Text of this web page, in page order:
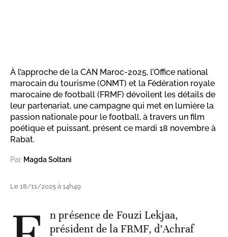
À l’approche de la CAN Maroc-2025, l’Office national
marocain du tourisme (ONMT) et la Fédération royale
marocaine de football (FRMF) dévoilent les détails de
leur partenariat, une campagne qui met en lumière la
passion nationale pour le football, à travers un film
poétique et puissant, présent ce mardi 18 novembre à
Rabat.
Par Magda Soltani
Le 18/11/2025 à 14h49
n présence de Fouzi Lekjaa,
président de la FRMF, d’Achraf